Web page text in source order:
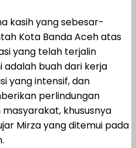
kasih yang sebesar-
Kota Banda Aceh atas
yang telah terjalin
adalah buah dari kerja
yang intensif, dan
perlindungan
khususnya
Mirza yang ditemui pada